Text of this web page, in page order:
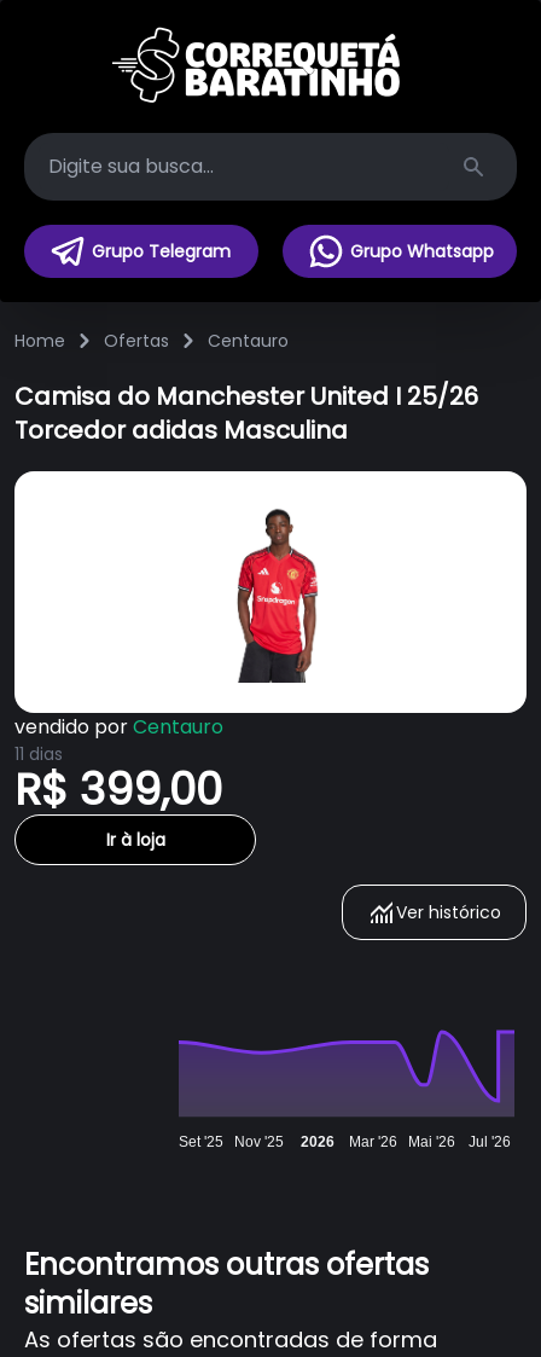
Search
Grupo Telegram Grupo Whatsapp
Home Ofertas Centauro
Camisa do Manchester United I 25/26
Torcedor adidas Masculina
vendido porCentauro
11 dias
R$ 399,00
Ir à loja
Ver histórico
Set '25 Nov '25 2026 Mar '26 Mai '26 Jul '26
Encontramos outras ofertas
similares
As ofertas são encontradas de forma